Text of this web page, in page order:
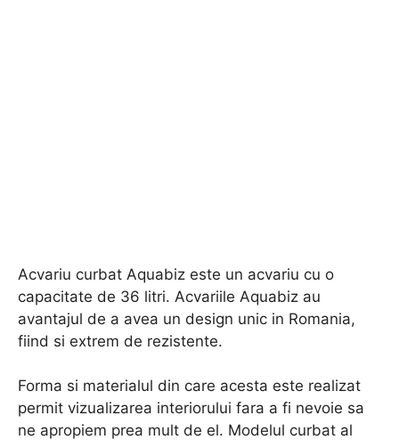
Acvariu curbat Aquabiz este un acvariu cu o
capacitate de 36 litri. Acvariile Aquabiz au
avantajul de a avea un design unic in Romania,
fiind si extrem de rezistente.
Forma si materialul din care acesta este realizat
permit vizualizarea interiorului fara a fi nevoie sa
ne apropiem prea mult de el. Modelul curbat al